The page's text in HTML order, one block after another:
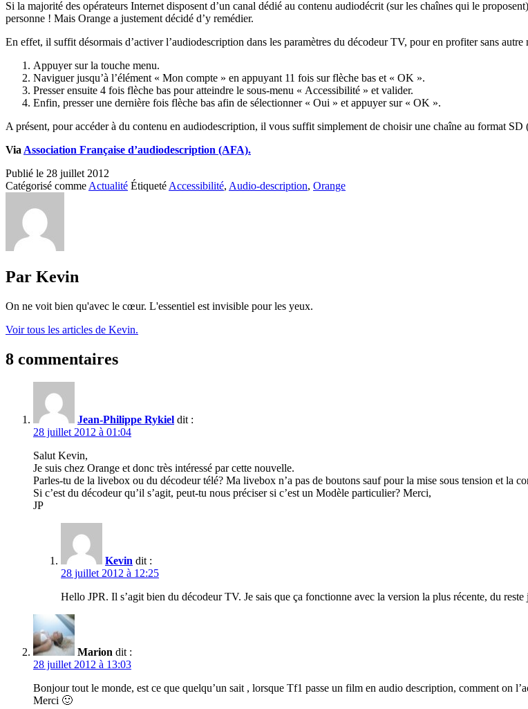
Si la majorité des opérateurs Internet disposent d’un canal dédié au contenu audiodécrit (sur les chaînes qui le
personne ! Mais Orange a justement décidé d’y remédier.
En effet, il suffit désormais d’activer l’audiodescription dans les paramètres du décodeur TV, pour en profiter sans
Appuyer sur la touche menu.
Naviguer jusqu’à l’élément « Mon compte » en appuyant 11 fois sur flèche bas et « OK ».
Presser ensuite 4 fois flèche bas pour atteindre le sous-menu « Accessibilité » et valider.
Enfin, presser une dernière fois flèche bas afin de sélectionner « Oui » et appuyer sur « OK ».
A présent, pour accéder à du contenu en audiodescription, il vous suffit simplement de choisir une chaîne au format
Via Association Française d’audiodescription (AFA).
Publié le 28 juillet 2012
Catégorisé comme Actualité Étiqueté Accessibilité, Audio-description, Orange
Par Kevin
On ne voit bien qu'avec le cœur. L'essentiel est invisible pour les yeux.
Voir tous les articles de Kevin.
8 commentaires
Jean-Philippe Rykiel dit :
28 juillet 2012 à 01:04
Salut Kevin,
Je suis chez Orange et donc très intéressé par cette nouvelle.
Parles-tu de la livebox ou du décodeur télé? Ma livebox n’a pas de boutons sauf pour la mise sous tension et la
Si c’est du décodeur qu’il s’agit, peut-tu nous préciser si c’est un Modèle particulier? Merci,
JP
Kevin dit :
28 juillet 2012 à 12:25
Hello JPR. Il s’agit bien du décodeur TV. Je sais que ça fonctionne avec la version la plus récente, du
Marion dit :
28 juillet 2012 à 13:03
Bonjour tout le monde, est ce que quelqu’un sait , lorsque Tf1 passe un film en audio description, comment on
Merci 🙂